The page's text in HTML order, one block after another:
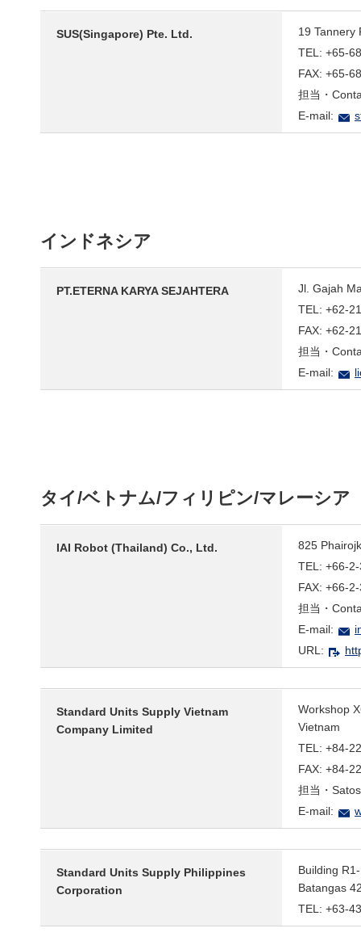
SUS(Singapore) Pte. Ltd.
19 Tannery
TEL: +65-
FAX: +65-
担当・
E-mail:
インドネシア
PT.ETERNA KARYA SEJAHTERA
Jl. Gajah
TEL: +62-
FAX: +62-
担当・
E-mail:
タイ/ベトナム/フィリピン/マレーシア
IAI Robot (Thailand) Co., Ltd.
825
TEL: +66-
FAX: +66-
担当・
E-mail:
URL:
Standard Units Supply Vietnam
Company Limited
Workshop
Vietnam
TEL: +84-
FAX: +84-
担当・
E-mail:
Standard Units Supply Philippines
Corporation
Building
Batangas
TEL: +63-